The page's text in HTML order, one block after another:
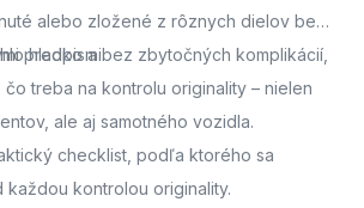
alebo zložené z rôznych dielov bez
predpismi.
hladko a bez zbytočných komplikácií,
treba na kontrolu originality – nielen
ale aj samotného vozidla.
checklist, podľa ktorého sa
kontrolou originality.